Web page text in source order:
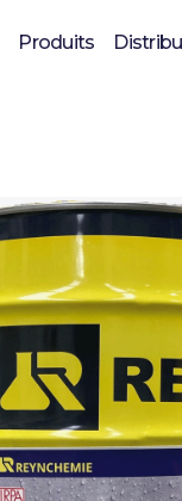
Produits